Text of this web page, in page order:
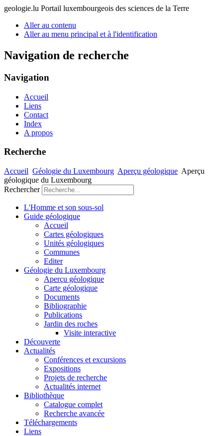
geologie.lu Portail luxembourgeois des sciences de la Terre
Aller au contenu
Aller au menu principal et à l'identification
Navigation de recherche
Navigation
Accueil
Liens
Contact
Index
A propos
Recherche
Accueil Géologie du Luxembourg Aperçu géologique Aperçu
géologique du Luxembourg
Rechercher
L'Homme et son sous-sol
Guide géologique
Accueil
Cartes géologiques
Unités géologiques
Communes
Editer
Géologie du Luxembourg
Aperçu géologique
Carte géologique
Documents
Bibliographie
Publications
Jardin des roches
Visite interactive
Découverte
Actualités
Conférences et excursions
Expositions
Projets de recherche
Actualités internet
Bibliothèque
Catalogue complet
Recherche avancée
Téléchargements
Liens